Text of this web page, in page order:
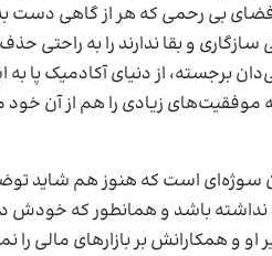
بی رحمی که هر از گاهی دست
سازگاری و بقا ندارند را به راحتی
برجسته، از دنیای آکادمیک پا به
موفقیت‌های زیادی را هم از آن خود
سوژه‌ای است که هنوز هم شاید
نداشته باشد و همانطور که خودش
و همکارانش بر بازارهای مالی را